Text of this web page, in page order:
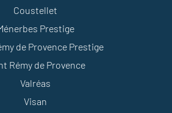
Coustellet
Prestige
de Provence Prestige
Rémy de Provence
Valréas
Visan